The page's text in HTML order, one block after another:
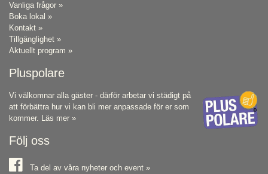
Vanliga frågor »
Boka lokal »
Kontakt »
Tillgänglighet »
Aktuellt program »
Pluspolare
Vi välkomnar alla gäster - därför arbetar vi städigt på
att förbättra hur vi kan bli mer anpassade för er som
kommer. Läs mer »
Följ oss
Ta del av våra nyheter och event »